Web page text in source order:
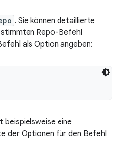
. Sie können detaillierte
Repo-Befehl
als Option angeben:
eine
der Optionen für den Befehl